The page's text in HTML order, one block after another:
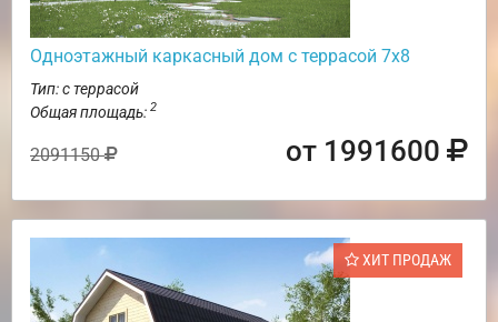
Одноэтажный каркасный дом с террасой 7х8
Тип: с террасой
Общая площадь: 2
2091150 от 1991600
ХИТ ПРОДАЖ